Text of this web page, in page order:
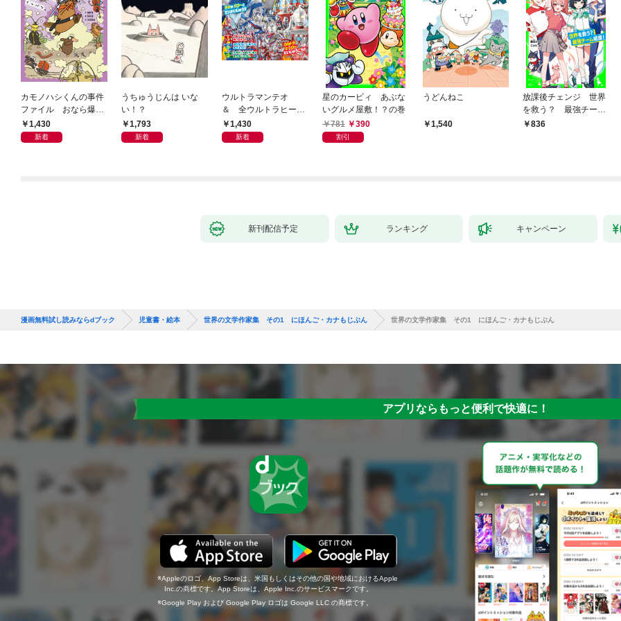
カモノハシくんの事件
ファイル おなら爆
弾！ 危機イッパツ編
1,430
新着
うちゅうじんは いな
い！？
1,793
新着
ウルトラマンテオ
＆ 全ウルトラヒーロ
ー大集合 あそべるず
かん
1,430
新着
星のカービィ あぶな
いグルメ屋敷！？の巻
781
390
割引
うどんねこ
1,540
放課後チェンジ 世界
を救う？ 最強チーム
結成！
836
新刊配信予定 ランキング キャンペーン
漫画無料試し読みならdブック 児童書・絵本 世界の文学作家集 その1 にほんご・カナもじぶん 世界の文学作家集 その1 にほんご・カナもじぶん
アプリならもっと便利で快適に！
Appleのロゴ、App Storeは、米国もしくはその他の国や地域におけるApple
Inc.の商標です。App Storeは、Apple Inc.のサービスマークです。
Google Play および Google Play ロゴは Google LLC の商標です。